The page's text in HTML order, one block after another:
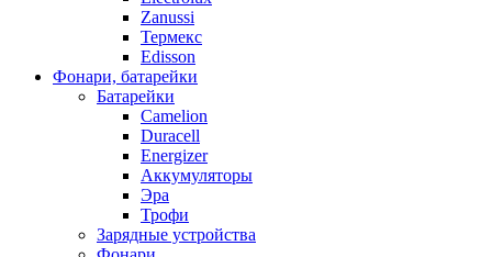
Zanussi
Термекс
Edisson
Фонари, батарейки
Батарейки
Camelion
Duracell
Energizer
Аккумуляторы
Эра
Трофи
Зарядные устройства